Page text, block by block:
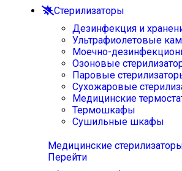
Стерилизаторы
Дезинфекция и
Ультрафиолетовые
Моечно-
Озоновые
Паровые
Сухожаровые
Медицинские
Термошкафы
Сушильные шкафы
Медицинские
Перейти